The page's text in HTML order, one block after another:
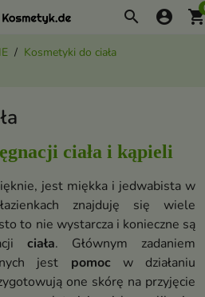
search account_circle
Kosmetyki do ciała
ciała i kąpieli
jest miękka i jedwabista w
znajduję się wiele
to nie wystarcza i konieczne są
ciała. Głównym zadaniem
jest pomocw działaniu
one skórę na przyjęcie